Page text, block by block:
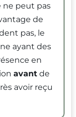
ne peut pas
de
pas, le
ayant des
en
avantde
avoir reçu